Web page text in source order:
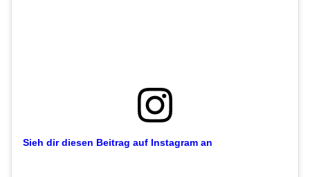
Sieh dir diesen Beitrag auf Instagram an